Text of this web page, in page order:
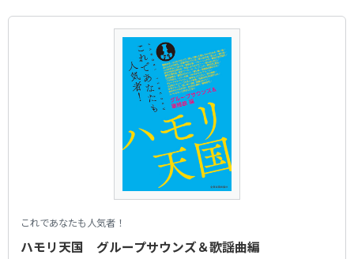
これであなたも人気者！
ハモリ天国 グループサウンズ＆歌謡曲編